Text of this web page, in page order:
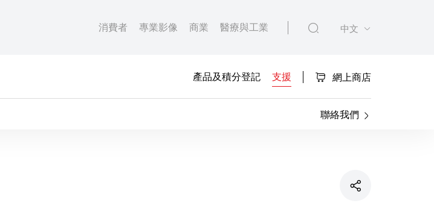
消費者 專業影像 商業 醫療與工業 中文
產品及積分登記 支援 網上商店
聯絡我們